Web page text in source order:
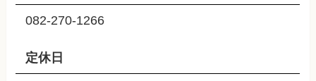
082-270-1266
定休日